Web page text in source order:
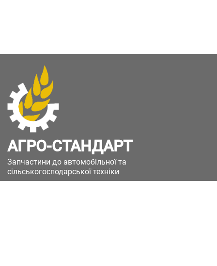
АГРО-СТАНДАРТ
Запчастини до автомобільної та
сільськогосподарської техніки